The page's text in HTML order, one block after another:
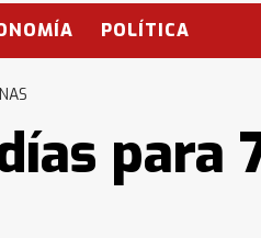
POLÍTICA
para